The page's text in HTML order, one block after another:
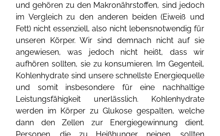
und gehören zu den Makronährstoffen, sind jedoch
im Vergleich zu den anderen beiden (Eiweiß und
Fett) nicht essenziell, also nicht lebensnotwendig für
unseren Körper. Wir sind demnach nicht auf sie
angewiesen, was jedoch nicht heißt, dass wir
aufhören sollten, sie zu konsumieren. Im Gegenteil,
Kohlenhydrate sind unsere schnellste Energiequelle
und somit insbesondere für eine nachhaltige
Leistungsfähigkeit unerlässlich. Kohlenhydrate
werden im Körper zu Glukose gespalten, welche
dann den Zellen zur Energiegewinnung dient.